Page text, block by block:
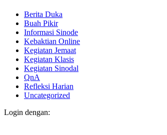
Berita Duka
Buah Pikir
Informasi Sinode
Kebaktian Online
Kegiatan Jemaat
Kegiatan Klasis
Kegiatan Sinodal
QnA
Refleksi Harian
Uncategorized
Login dengan: